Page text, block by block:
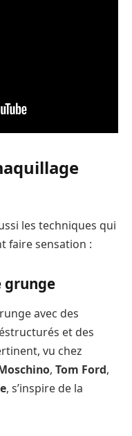
les techniques qui
faire sensation :
grunge
avec des
et des
vu chez
, Tom Ford,
, s’inspire de la